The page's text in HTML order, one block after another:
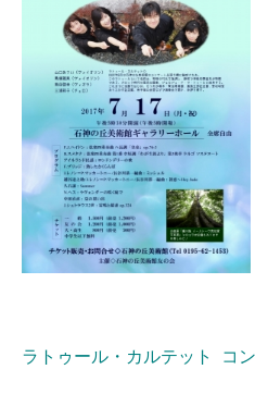
ラトゥール・カルテット コ